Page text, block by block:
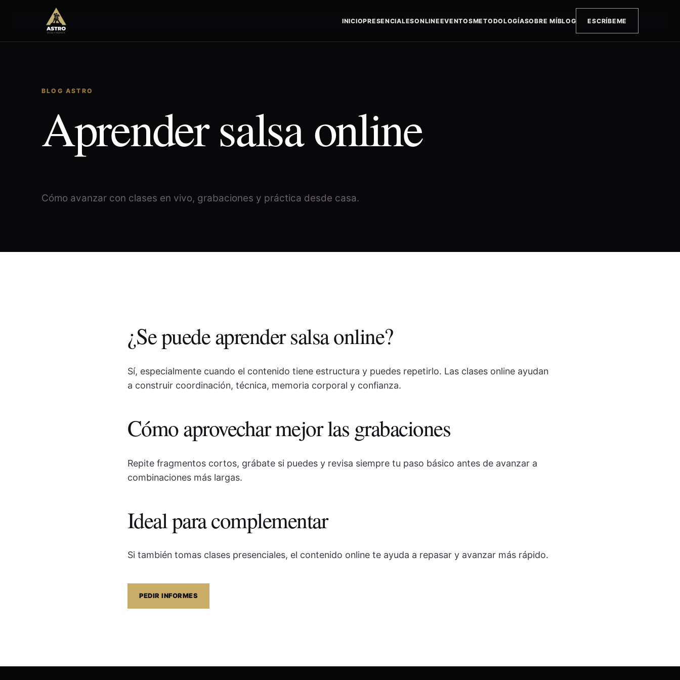
INICIOPRESENCIALESONLINEEVENTOSMETODOLOGÍASOBRE MÍBLOG ESCRÍBEME
BLOG ASTRO
Aprender salsa online
Cómo avanzar con clases en vivo, grabaciones y práctica desde casa.
¿Se puede aprender salsa online?
Sí, especialmente cuando el contenido tiene estructura y puedes repetirlo. Las clases online ayudan
a construir coordinación, técnica, memoria corporal y confianza.
Cómo aprovechar mejor las grabaciones
Repite fragmentos cortos, grábate si puedes y revisa siempre tu paso básico antes de avanzar a
combinaciones más largas.
Ideal para complementar
Si también tomas clases presenciales, el contenido online te ayuda a repasar y avanzar más rápido.
PEDIR INFORMES